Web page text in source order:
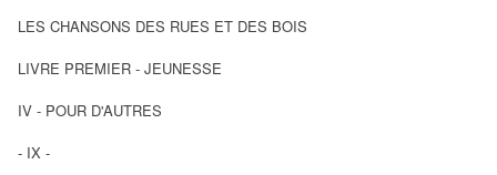
LES CHANSONS DES RUES ET DES BOIS
LIVRE PREMIER - JEUNESSE
IV - POUR D'AUTRES
- IX -